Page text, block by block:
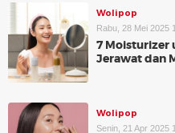
Wolipop
Rabu, 28 Mei 2025
7 Moisturizer
Jerawat dan
Wolipop
Senin, 21 Apr 2025